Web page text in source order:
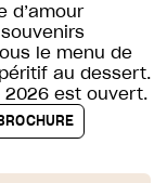
d’amour
le menu de
au dessert.
2026 est ouvert.